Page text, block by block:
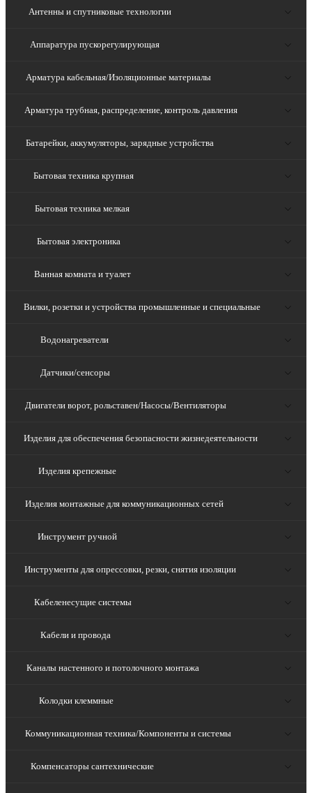
Антенны и спутниковые технологии
Аппаратура пускорегулирующая
Арматура кабельная/Изоляционные материалы
Арматура трубная, распределение, контроль давления
Батарейки, аккумуляторы, зарядные устройства
Бытовая техника крупная
Бытовая техника мелкая
Бытовая электроника
Ванная комната и туалет
Вилки, розетки и устройства промышленные и специальные
Водонагреватели
Датчики/сенсоры
Двигатели ворот, рольставен/Насосы/Вентиляторы
Изделия для обеспечения безопасности жизнедеятельности
Изделия крепежные
Изделия монтажные для коммуникационных сетей
Инструмент ручной
Инструменты для опрессовки, резки, снятия изоляции
Кабеленесущие системы
Кабели и провода
Каналы настенного и потолочного монтажа
Колодки клеммные
Коммуникационная техника/Компоненты и системы
Компенсаторы сантехнические